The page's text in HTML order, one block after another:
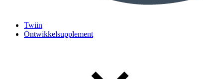
Twiin
Ontwikkelsupplement